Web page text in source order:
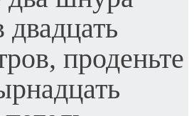
проденьте